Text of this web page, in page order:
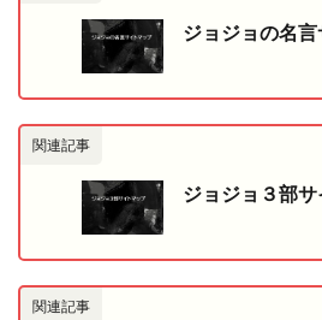
ジョジョの名
関連記事
ジョジョ３部
関連記事